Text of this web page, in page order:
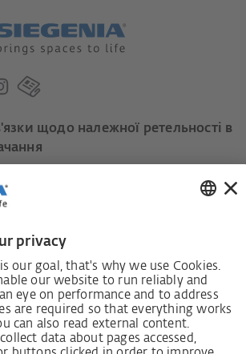
щодо належної ретельності в
для постачальників щодо
стратегії у сфері прав
та розгляду скарг відповідно
обачність у ланцюгах